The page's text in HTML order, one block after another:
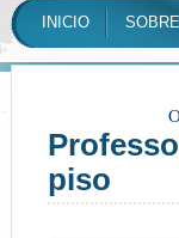
INICIO
piso